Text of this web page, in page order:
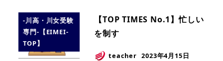
-川高・川女受験
専門-【EIMEI-
TOP】
【TOP TIMES No.1】忙しい
を制す
teacher 2023年4月15日